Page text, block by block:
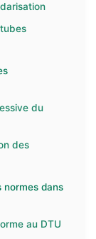
du
des
normes dans
au DTU